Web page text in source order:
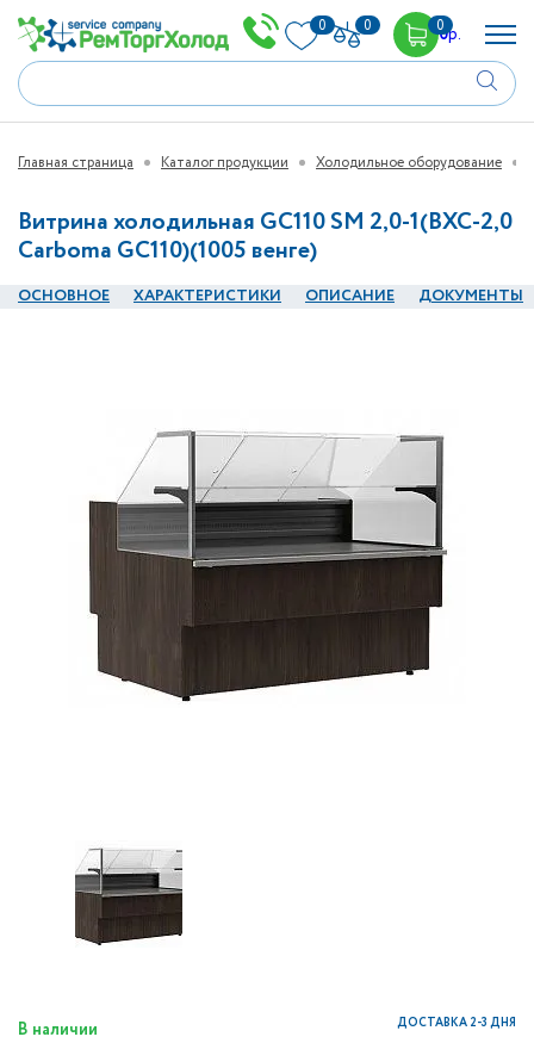
0 0 00р.
Главная страница Каталог продукции Холодильное оборудование
Витрина холодильная GC110 SM 2,0-1(ВХС-2,0
Carboma GC110)(1005 венге)
ОСНОВНОЕ ХАРАКТЕРИСТИКИ ОПИСАНИЕ ДОКУМЕНТЫ
В наличии ДОСТАВКА 2-3 ДНЯ